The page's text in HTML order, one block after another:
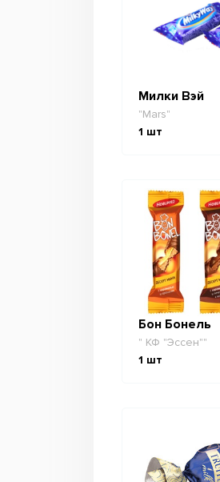
Милки Вэй
"Mars"
1 шт
Бон Бонель
" КФ "Эссен""
1 шт